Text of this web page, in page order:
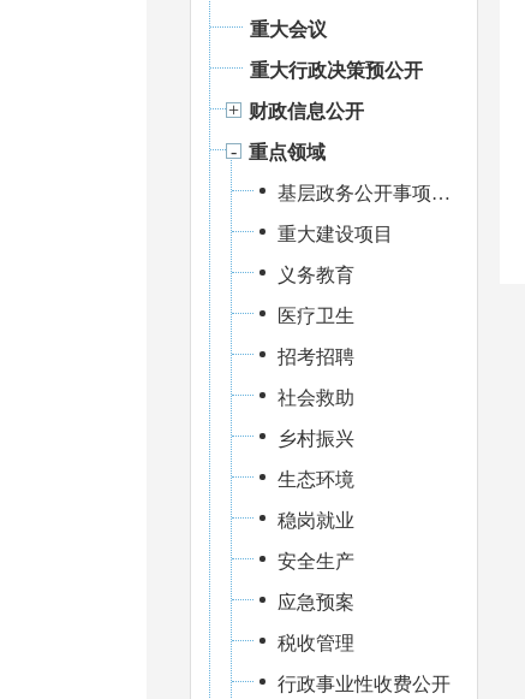
重大会议
重大行政决策预公开
财政信息公开
重点领域
基层政务公开事项标准目录
重大建设项目
义务教育
医疗卫生
招考招聘
社会救助
乡村振兴
生态环境
稳岗就业
安全生产
应急预案
税收管理
行政事业性收费公开